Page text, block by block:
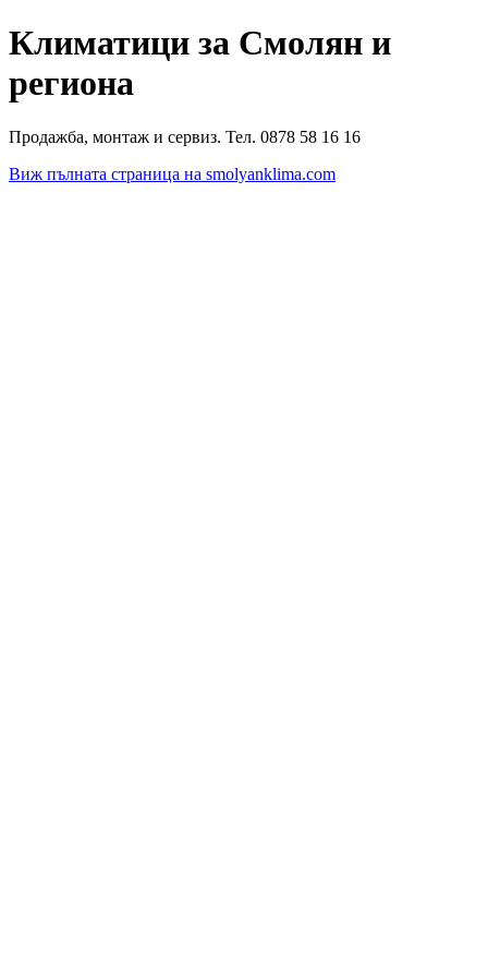
Климатици за Смолян и
региона
Продажба, монтаж и сервиз. Тел. 0878 58 16 16
Виж пълната страница на smolyanklima.com